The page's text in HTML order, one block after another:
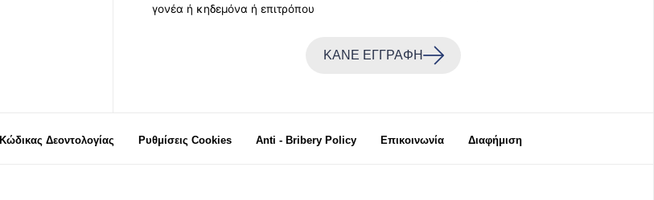
γονέα ή κηδεμόνα ή επιτρόπου
ΚΑΝΕ ΕΓΓΡΑΦΗ
Κώδικας Δεοντολογίας Ρυθμίσεις Cookies Anti - Bribery Policy Επικοινωνία Διαφήμιση